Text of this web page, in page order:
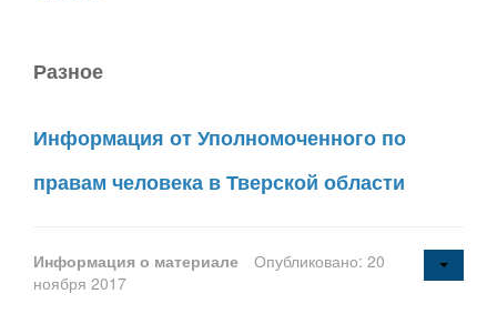
Разное
Информация от Уполномоченного по
правам человека в Тверской области
Информация о материале
Опубликовано: 20
ноября 2017